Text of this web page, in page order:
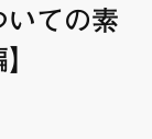
いての素